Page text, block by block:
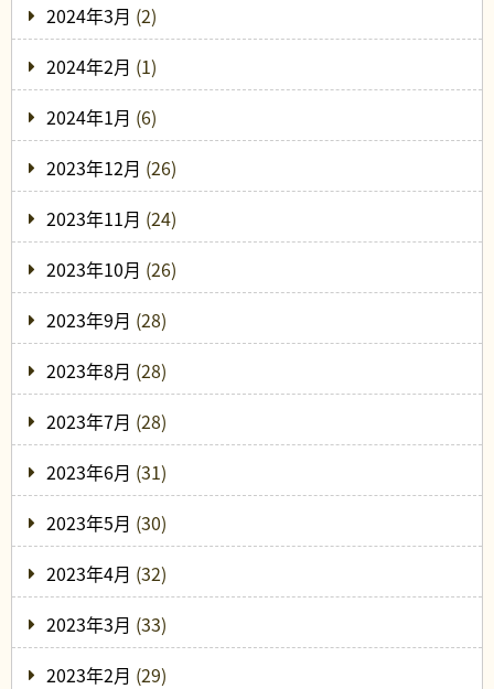
2024年3月 (2)
2024年2月 (1)
2024年1月 (6)
2023年12月 (26)
2023年11月 (24)
2023年10月 (26)
2023年9月 (28)
2023年8月 (28)
2023年7月 (28)
2023年6月 (31)
2023年5月 (30)
2023年4月 (32)
2023年3月 (33)
2023年2月 (29)